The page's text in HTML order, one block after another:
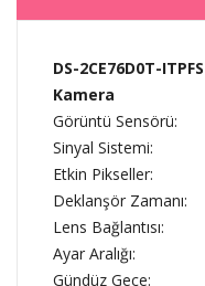
DS-2CE76D0T-ITPFS
Kamera
Görüntü Sensörü:
Sinyal Sistemi:
Etkin Pikseller:
Deklanşör Zamanı:
Lens Bağlantısı:
Ayar Aralığı:
Gündüz Gece: